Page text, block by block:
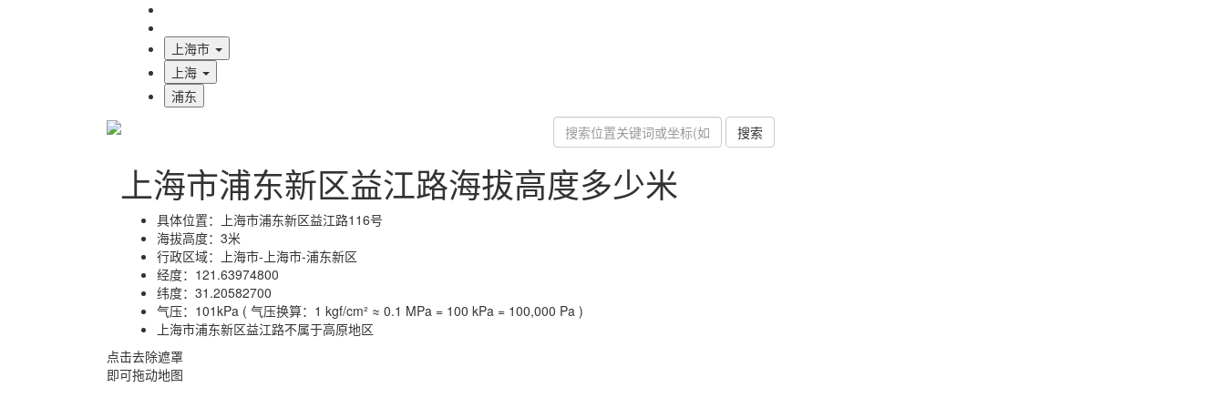
上海市
上海
浦东
搜索
上海市浦东新区益江路海拔高度多少米
具体位置：
上海市浦东新区益江路116号
海拔高度： 3米
行政区域：
上海市-上海市-浦东新区
经度： 121.63974800
纬度： 31.20582700
气压： 101kPa ( 气压换算：1 kgf/cm² ≈ 0.1 MPa = 100 kPa = 100,000 Pa )
上海市浦东新区益江路不属于高原地区
点击去除遮罩
即可拖动地图